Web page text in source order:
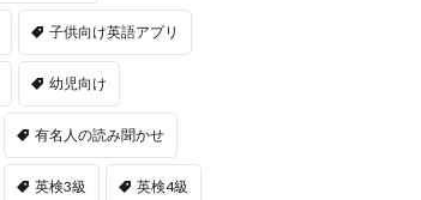
子供向け英語アプリ
幼児向け
有名人の読み聞かせ
英検3級 英検4級